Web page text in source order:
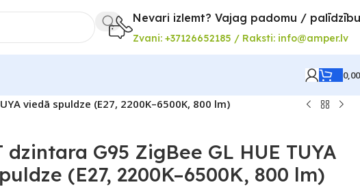
Nevari izlemt? Vajag padomu /
Zvani: +37126652185 / Raksti: info@amper.lv
viedā spuldze (E27, 2200K–6500K, 800 lm)
dzintara G95 ZigBee GL HUE TUYA
(E27, 2200K–6500K, 800 lm)